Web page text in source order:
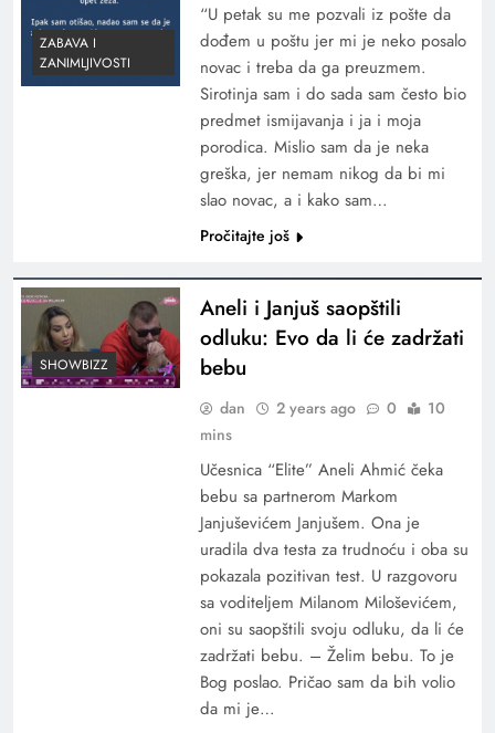
ZABAVA I
ZANIMLJIVOSTI
“U petak su me pozvali iz pošte da
dođem u poštu jer mi je neko posalo
novac i treba da ga preuzmem.
Sirotinja sam i do sada sam često bio
predmet ismijavanja i ja i moja
porodica. Mislio sam da je neka
greška, jer nemam nikog da bi mi
slao novac, a i kako sam…
Pročitajte još
SHOWBIZZ
Aneli i Janjuš saopštili
odluku: Evo da li će zadržati
bebu
dan 2 years ago 0
10
mins
Učesnica “Elite” Aneli Ahmić čeka
bebu sa partnerom Markom
Janjuševićem Janjušem. Ona je
uradila dva testa za trudnoću i oba su
pokazala pozitivan test. U razgovoru
sa voditeljem Milanom Miloševićem,
oni su saopštili svoju odluku, da li će
zadržati bebu. – Želim bebu. To je
Bog poslao. Pričao sam da bih volio
da mi je…